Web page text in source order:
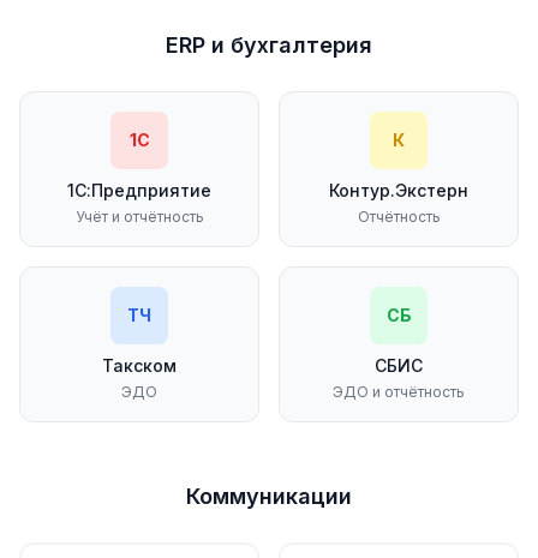
ERP и бухгалтерия
1С
1С:Предприятие
Учёт и отчётность
К
Контур.Экстерн
Отчётность
ТЧ
Такском
ЭДО
СБ
СБИС
ЭДО и отчётность
Коммуникации